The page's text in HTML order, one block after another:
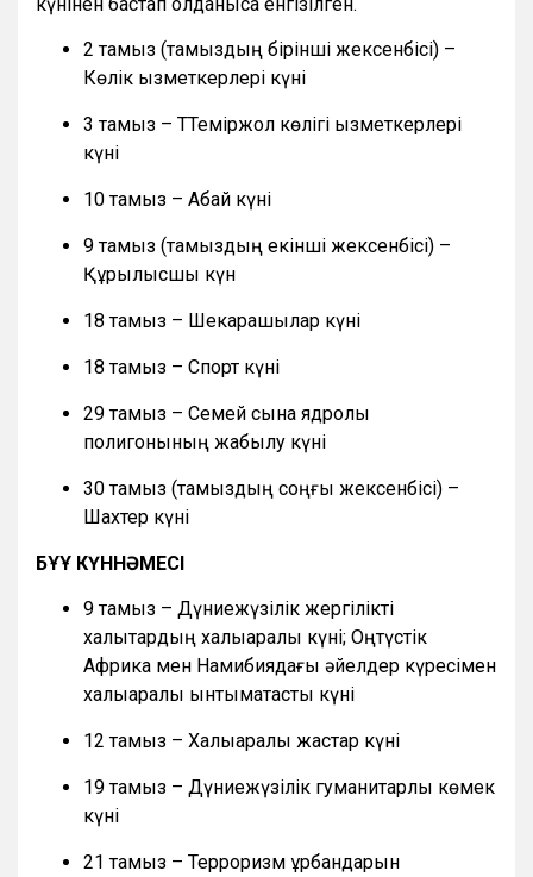
2 тамыз (тамыздың бірінші жексенбісі) –
Көлік қызметкерлері күні
3 тамыз – ТТеміржол көлігі қызметкерлері
күні
10 тамыз – Абай күні
9 тамыз (тамыздың екінші жексенбісі) –
Құрылысшы күн
18 тамыз – Шекарашылар күні
18 тамыз – Спорт күні
29 тамыз – Семей сынақ ядролық
полигонының жабылу күні
30 тамыз (тамыздың соңғы жексенбісі) –
Шахтер күні
БҰҰ КҮННӘМЕСІ
9 тамыз – Дүниежүзілік жергілікті
халықтардың халықаралық күні; Оңтүстік
Африка мен Намибиядағы әйелдер күресімен
халықаралық ынтымақтастық күні
12 тамыз – Халықаралық жастар күні
19 тамыз – Дүниежүзілік гуманитарлық көмек
күні
21 тамыз – Терроризм құрбандарын